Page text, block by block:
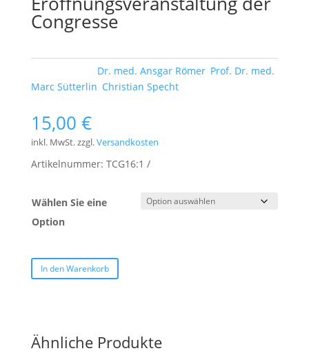
Congresse
Dr. med. Ansgar Römer, Prof. Dr. med.
Marc Sütterlin Christian Specht
15,00 €
inkl. MwSt.zzgl.Versandkosten
Artikelnummer: TCG16:1
Wählen Sie eine
Option
In den Warenkorb
Ähnliche Produkte